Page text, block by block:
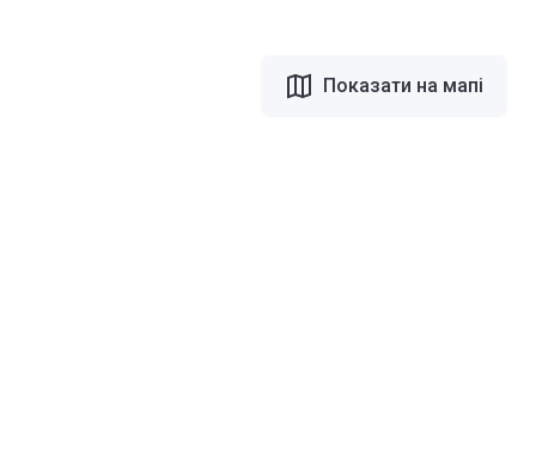
Показати на мапі